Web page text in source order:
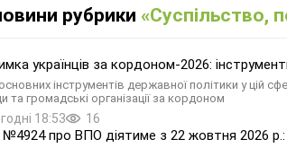
рубрики «Суспільство,
українців за кордоном-2026:
інструментів державної політики у цій
та громадські організації за кордоном
18:53 16
про ВПО діятиме з 22 жовтня 2026